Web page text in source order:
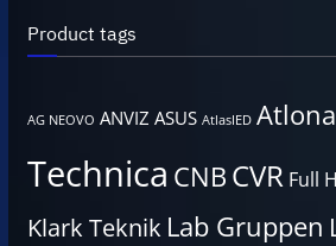
Product tags
AG NEOVO ANVIZ ASUS AtlasIED Atlona
Technica CNBCVR Full
Klark Teknik Lab Gruppen